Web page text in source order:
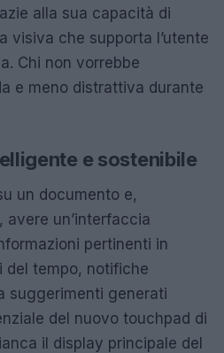
alla sua capacità di
visiva che supporta l’utente
Chi non vorrebbe
e meno distrattiva durante
e sostenibile
un documento e,
un’interfaccia
pertinenti in
del tempo, notifiche
suggerimenti generati
del nuovo touchpad di
il display principale del